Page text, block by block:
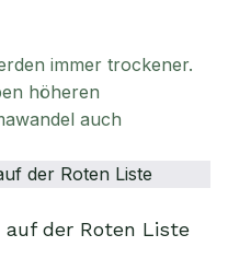
immer trockener.
höheren
auch
auf der Roten Liste